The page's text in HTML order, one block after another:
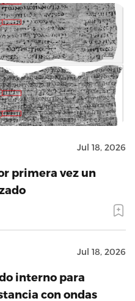
Jul 18, 2026
primera vez un
Jul 18, 2026
interno para
con ondas